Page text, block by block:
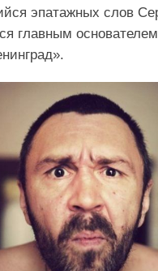
эпатажных слов
главным основателем